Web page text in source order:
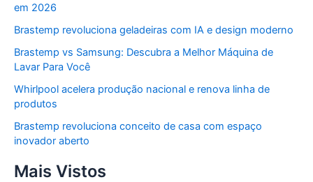
em 2026
Brastemp revoluciona geladeiras com IA e design moderno
Brastemp vs Samsung: Descubra a Melhor Máquina de
Lavar Para Você
Whirlpool acelera produção nacional e renova linha de
produtos
Brastemp revoluciona conceito de casa com espaço
inovador aberto
Mais Vistos